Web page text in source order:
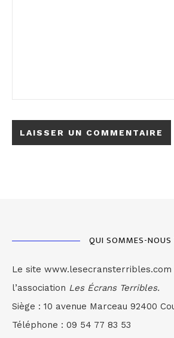
QUI SOMMES-NOUS
Le site
l’association Les Écrans Terribles.
Siège : 10 avenue Marceau 92400
Téléphone : 09 54 77 83 53